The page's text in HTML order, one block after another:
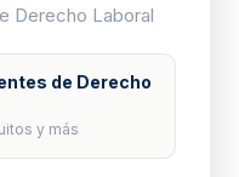
Derecho Laboral
de Derecho
y más